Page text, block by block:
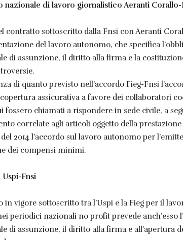
nazionale di lavoro giornalistico Aeranti Corallo-
contratto sottoscritto dalla Fnsi con Aeranti
del lavoro autonomo, che specifica
di assunzione, il diritto alla firma e la
di quanto previsto nell’accordo Fieg-Fnsi
assicurativa a favore dei collaboratori
fossero chiamati a rispondere in sede civile, a
correlate agli articoli oggetto della prestazione
2014 l’accordo sul lavoro autonomo per
dei compensi minimi.
Fnsi
in vigore sottoscritto tra l’Uspi e la Fieg per il
periodici nazionali no profit prevede anch’esso
di assunzione, il diritto alla firma e all’apertura